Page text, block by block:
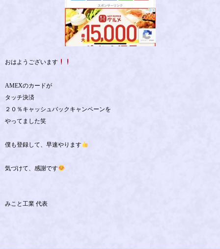
おはようございます
AMEXのカードが
タッチ決済
２０％キャッシュバックキャンペーンを
やってました笑
僕も登録して、早速やります
気づけて、感謝です
みこと工業 代表